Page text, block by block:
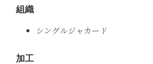
組織
シングルジャカード
加工